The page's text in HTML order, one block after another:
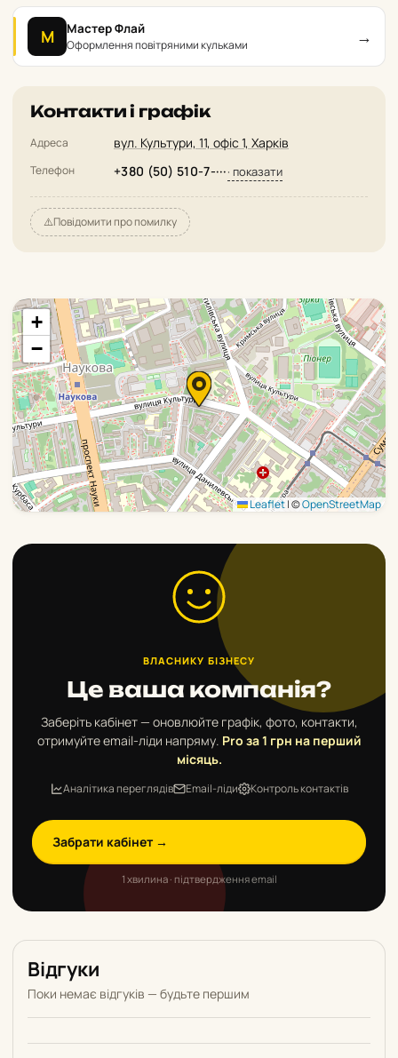
М Мастер Флай
Оформлення повітряними кульками →
Контакти і графік
Адреса вул. Культури, 11, офіс 1, Харків
Телефон +380 (50) 510-7-···· показати
⚠️Повідомити про помилку
+
−
Leaflet|©OpenStreetMap
ВЛАСНИКУ БІЗНЕСУ
Це ваша компанія?
Заберіть кабінет — оновлюйте графік, фото, контакти,
отримуйте email-ліди напряму. Pro за 1 грн на перший
місяць.
Аналітика переглядів Email-ліди Контроль контактів
Забрати кабінет →
1 хвилина · підтвердження email
Відгуки
Поки немає відгуків — будьте першим